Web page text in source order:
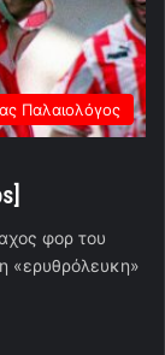
Παλαιολόγος
φορ του
«ερυθρόλευκη»